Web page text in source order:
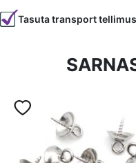
Laius
10 mm
Tasuta transport